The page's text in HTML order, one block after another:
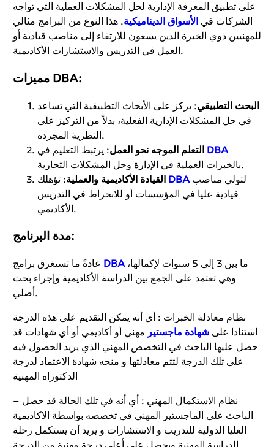
على تطبيق المعرفة الإدارية لحل المشكلات العملية التي تواجه
الشركات في الأسواق الديناميكية. هذا النوع من البرامج مثالي
للمهنيين ذوي الخبرة الذين يسعون للارتقاء إلى مناصب قيادية أو
العمل في التدريس والاستشارات الأكاديمية.
مميزات DBA:
البحث التطبيقي: يركز على الأبحاث التطبيقية التي تساعد
في حل المشكلات الإدارية الفعلية، بدلاً من التركيز على
النظرية المجردة.
التعلم الموجه نحو العمل DBA
بالخبرات العملية في الإدارة وحل المشكلات التجارية.
القيادة الأكاديمية والعملية DBA لتولي مناصب
قيادية عليا في المؤسسات أو للانخراط في التدريس
الأكاديمي.
مدة البرنامج:
DBA ما بين 3 إلى 5 سنوات لإكمالها،
وهي تعتمد على الجمع بين الدراسة الأكاديمية وإجراء بحث
أصلي.
نظام معادلة الخبرات : أي أنه يمكن التقديم على هذه الدرجة
استنادا على شهادة ماجستير مهني أو أكاديمي أو أي شهادات قد
حصل عليها الباحث في التخصص المهني الذي يريد الحصول فيه
على تلك الدرجة لتتم معادلتها و منحه شهادة الاعتماد لدرجة
الدكتوراه المهنية
– نظام الاستكمال المهني : أي أنه في تلك الحالة قد حصل
الباحث على الماجستير المهني في تخصصه بواسطة الاكاديمية
العليا الدولية للتدريب و الاستشارات و يريد أن يستكمل رحلة